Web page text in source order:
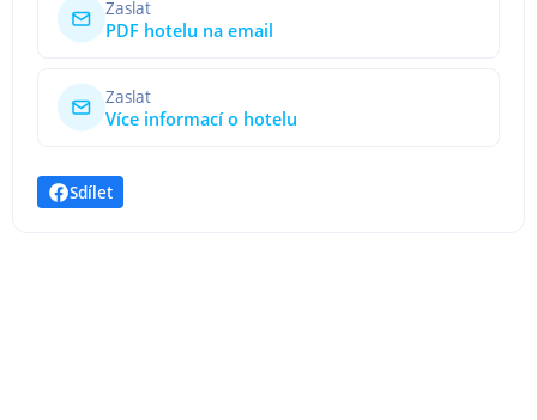
Zaslat
PDF hotelu na email
Zaslat
Více informací o hotelu
Sdílet